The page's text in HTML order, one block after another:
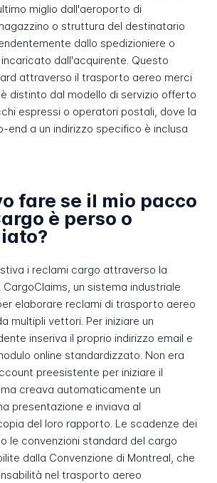
miglio dall'aeroporto di
o struttura del destinatario
dallo spedizioniere o
dall'acquirente. Questo
attraverso il trasporto aereo merci
distinto dal modello di servizio offerto
espressi o operatori postali, dove la
end a un indirizzo specifico è inclusa
fare se il mio pacco
è perso o
i reclami cargo attraverso la
un sistema industriale
elaborare reclami di trasporto aereo
multipli vettori. Per iniziare un
inseriva il proprio indirizzo email e
online standardizzato. Non era
preesistente per iniziare il
creava automaticamente un
presentazione e inviava al
del loro rapporto. Le scadenze dei
le convenzioni standard del cargo
dalla Convenzione di Montreal, che
nel trasporto aereo